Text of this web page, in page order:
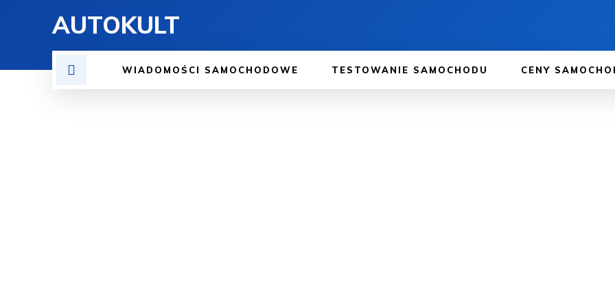
AUTOKULT
WIADOMOŚCI SAMOCHODOWE TESTOWANIE SAMOCHODU CENY